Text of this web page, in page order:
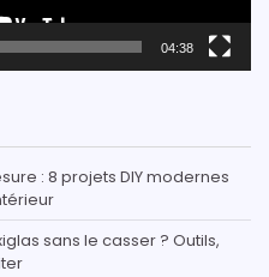
04:38
: 8 projets DIY modernes
sans le casser ? Outils,